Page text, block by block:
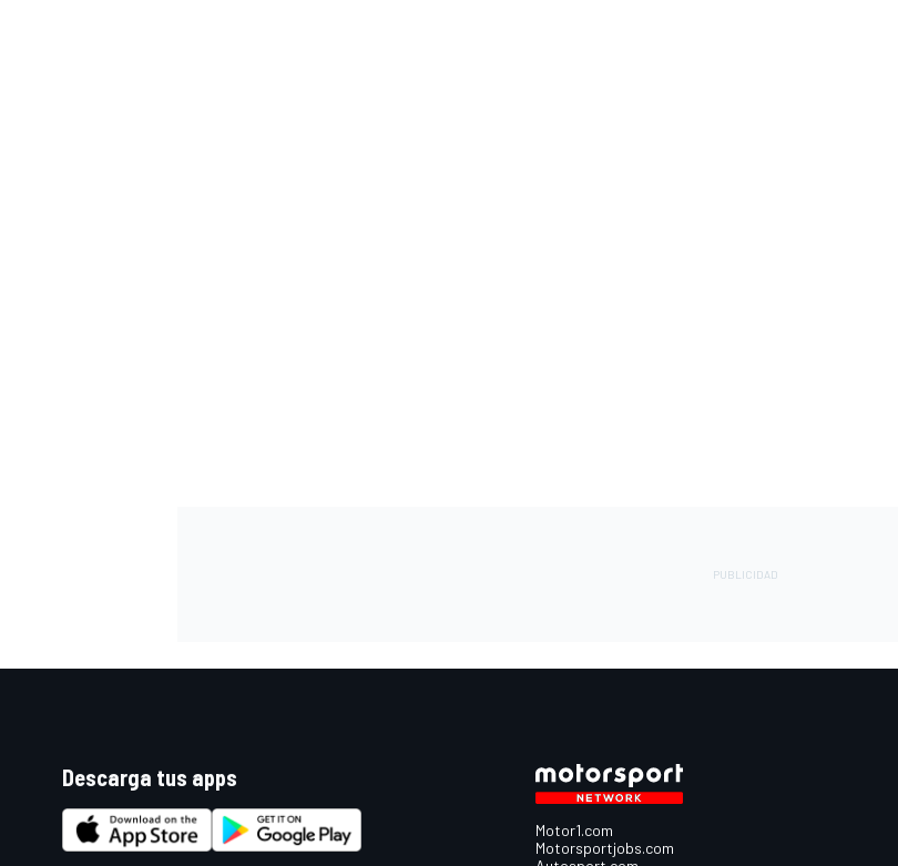
Descarga tus apps
Motor1.com
Motorsportjobs.com